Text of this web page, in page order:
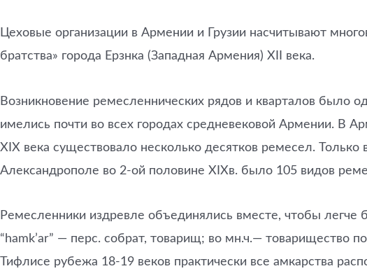
Цеховые организации в Армении и Грузии насчитывают
братства» города Ерзнка (Западная Армения) XII века.
Возникновение ремесленнических рядов и кварталов было
имелись почти во всех городах средневековой Армении. В
XIX века существовало несколько десятков ремесел.
Александрополе во 2-ой половине XIXв. было 105 видов
Ремесленники издревле объединялись вместе, чтобы легче
“hamk’ar” — перс. собрат, товарищ; во мн.ч.— товарищество
Тифлисе рубежа 18-19 веков практически все амкарства